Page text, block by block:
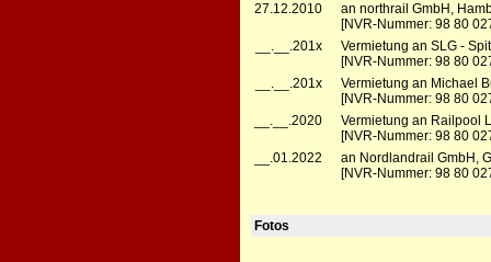
27.12.2010
an northrail GmbH,
[NVR-Nummer: 98 80
__.__.201x
Vermietung an SLG -
[NVR-Nummer: 98 80
__.__.201x
Vermietung an Michael
[NVR-Nummer: 98 80
__.__.2020
Vermietung an Railpool
[NVR-Nummer: 98 80
__.01.2022
an Nordlandrail GmbH,
[NVR-Nummer: 98 80
Fotos